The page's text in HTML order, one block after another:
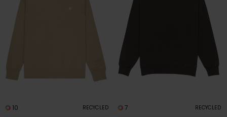
10 RECYCLED 7 RECYCLED